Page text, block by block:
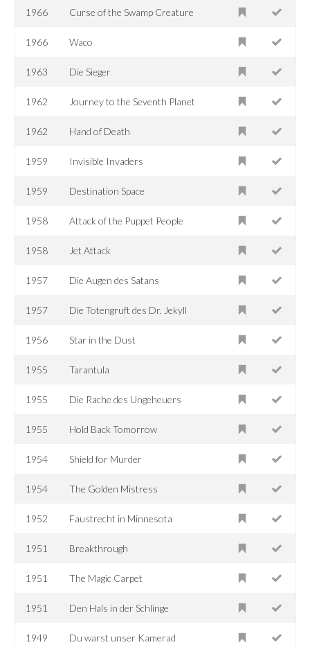
1966 Curse of the Swamp Creature
1966 Waco
1963 Die Sieger
1962 Journey to the Seventh Planet
1962 Hand of Death
1959 Invisible Invaders
1959 Destination Space
1958 Attack of the Puppet People
1958 Jet Attack
1957 Die Augen des Satans
1957 Die Totengruft des Dr. Jekyll
1956 Star in the Dust
1955 Tarantula
1955 Die Rache des Ungeheuers
1955 Hold Back Tomorrow
1954 Shield for Murder
1954 The Golden Mistress
1952 Faustrecht in Minnesota
1951 Breakthrough
1951 The Magic Carpet
1951 Den Hals in der Schlinge
1949 Du warst unser Kamerad